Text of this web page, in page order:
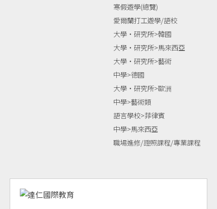
寒假遊學(總覽)
愛爾蘭打工遊學/語校
大學‧研究所>韓國
大學‧研究所>馬來西亞
大學‧研究所>藝術
中學>德國
大學‧研究所>歐洲
中學>藝術類
語言學校>菲律賓
中學>馬來西亞
職場進修/證照課程/專業課程